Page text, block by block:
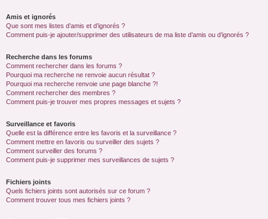
Amis et ignorés
Que sont mes listes d’amis et d’ignorés ?
Comment puis-je ajouter/supprimer des utilisateurs de ma liste d’amis ou d’ignorés ?
Recherche dans les forums
Comment rechercher dans les forums ?
Pourquoi ma recherche ne renvoie aucun résultat ?
Pourquoi ma recherche renvoie une page blanche ?!
Comment rechercher des membres ?
Comment puis-je trouver mes propres messages et sujets ?
Surveillance et favoris
Quelle est la différence entre les favoris et la surveillance ?
Comment mettre en favoris ou surveiller des sujets ?
Comment surveiller des forums ?
Comment puis-je supprimer mes surveillances de sujets ?
Fichiers joints
Quels fichiers joints sont autorisés sur ce forum ?
Comment trouver tous mes fichiers joints ?